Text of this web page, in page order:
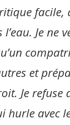
Je ne
et
Je
hurle avec